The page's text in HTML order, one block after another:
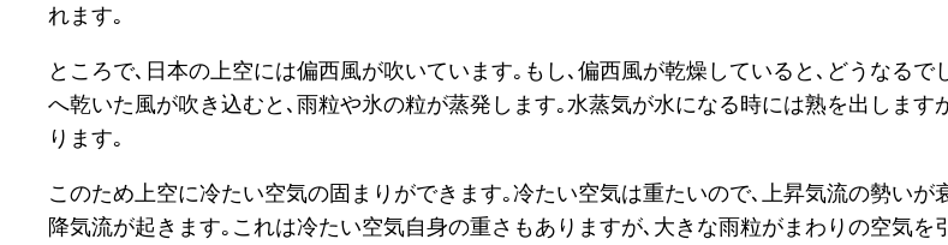
れます｡
ところで､日本の上空には偏西風が吹いています｡もし､偏西風が乾燥していると､どうなる
へ乾いた風が吹き込むと､雨粒や氷の粒が蒸発します｡水蒸気が水になる時には熟を出しま
ります｡
このため上空に冷たい空気の固まりができます｡冷たい空気は重たいので､上昇気流の勢い
降気流が起きます｡これは冷たい空気自身の重さもありますが､大きな雨粒がまわりの空気